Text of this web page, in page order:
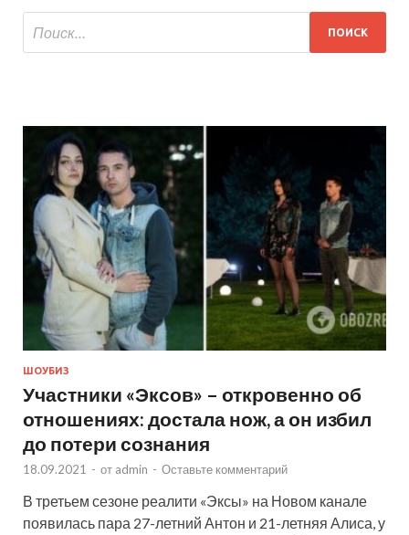
ШОУБИЗ
Участники «Эксов» – откровенно об
отношениях: достала нож, а он избил
до потери сознания
18.09.2021 - от admin - Оставьте комментарий
В третьем сезоне реалити «Эксы» на Новом канале
появилась пара 27-летний Антон и 21-летняя Алиса, у